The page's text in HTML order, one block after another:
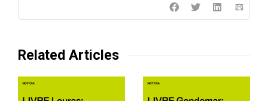
Related Articles